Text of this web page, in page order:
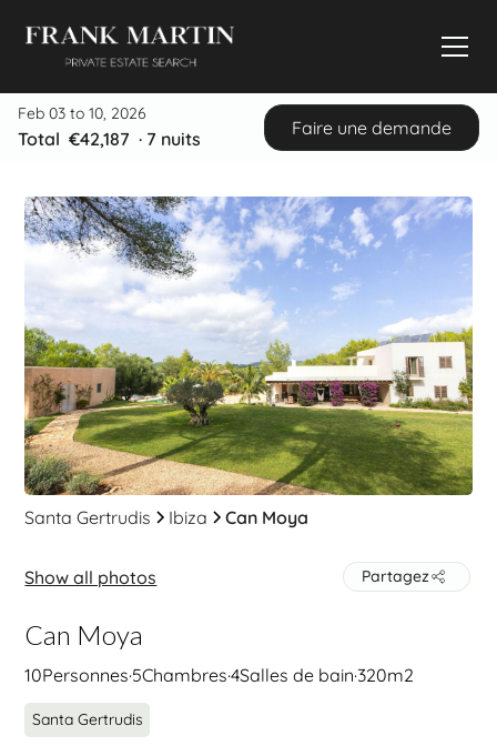
Feb 03 to 10, 2026
Total €42,187 · 7 nuits
Faire une demande
Santa Gertrudis Ibiza Can Moya
Show all photos
Can Moya
10Personnes·5Chambres·4Salles de bain·320m2
Santa Gertrudis
Partagez